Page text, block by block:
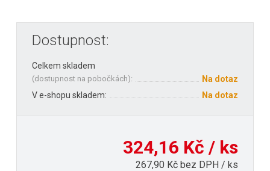
Dostupnost:
Celkem skladem
(dostupnost na pobočkách):
Na dotaz
V e-shopu skladem:
Na dotaz
324,16 Kč / ks
267,90 Kč bez DPH / ks